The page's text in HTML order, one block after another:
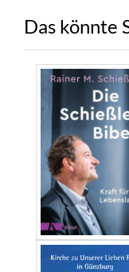
Das könnte